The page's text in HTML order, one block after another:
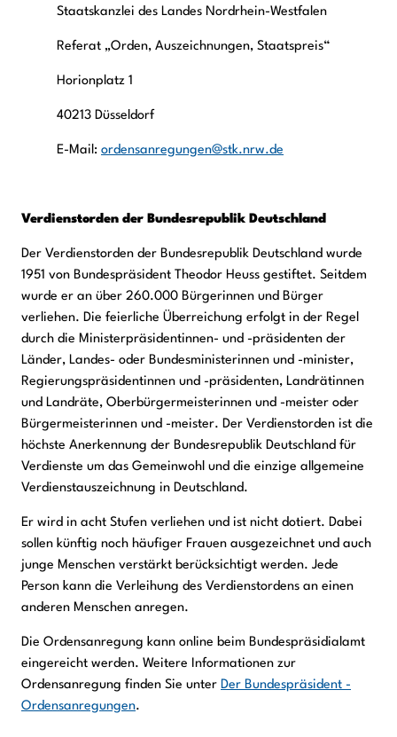
Staatskanzlei des Landes Nordrhein-Westfalen
Referat „Orden, Auszeichnungen, Staatspreis“
Horionplatz 1
40213 Düsseldorf
E-Mail: ordensanregungen@stk.nrw.de
Verdienstorden der Bundesrepublik Deutschland
Der Verdienstorden der Bundesrepublik Deutschland wurde
1951 von Bundespräsident Theodor Heuss gestiftet. Seitdem
wurde er an über 260.000 Bürgerinnen und Bürger
verliehen. Die feierliche Überreichung erfolgt in der Regel
durch die Ministerpräsidentinnen- und -präsidenten der
Länder, Landes- oder Bundesministerinnen und -minister,
Regierungspräsidentinnen und -präsidenten, Landrätinnen
und Landräte, Oberbürgermeisterinnen und -meister oder
Bürgermeisterinnen und -meister. Der Verdienstorden ist die
höchste Anerkennung der Bundesrepublik Deutschland für
Verdienste um das Gemeinwohl und die einzige allgemeine
Verdienstauszeichnung in Deutschland.
Er wird in acht Stufen verliehen und ist nicht dotiert. Dabei
sollen künftig noch häufiger Frauen ausgezeichnet und auch
junge Menschen verstärkt berücksichtigt werden. Jede
Person kann die Verleihung des Verdienstordens an einen
anderen Menschen anregen.
Die Ordensanregung kann online beim Bundespräsidialamt
eingereicht werden. Weitere Informationen zur
Ordensanregung finden Sie unter Der Bundespräsident -
Ordensanregungen.